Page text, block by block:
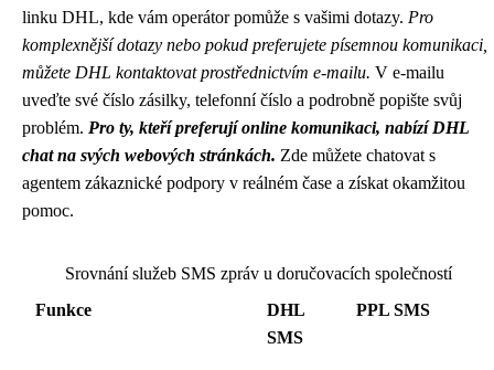
linku DHL, kde vám operátor pomůže s vašimi dotazy. Pro
komplexnější dotazy nebo pokud preferujete písemnou komunikaci,
můžete DHL kontaktovat prostřednictvím e-mailu. V e-mailu
uveďte své číslo zásilky, telefonní číslo a podrobně popište svůj
problém. Pro ty, kteří preferují online komunikaci, nabízí DHL
chat na svých webových stránkách. Zde můžete chatovat s
agentem zákaznické podpory v reálném čase a získat okamžitou
pomoc.
Srovnání služeb SMS zpráv u doručovacích společností
Funkce
DHL
SMS
PPL SMS